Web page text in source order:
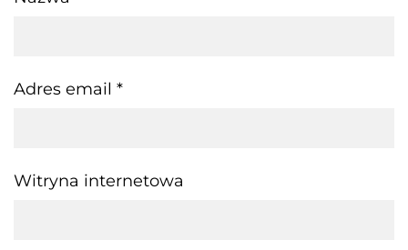
Adres email *
Witryna internetowa